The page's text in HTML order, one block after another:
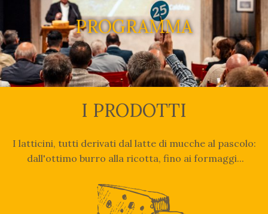
PROGRAMMA
I PRODOTTI
I latticini, tutti derivati dal latte di mucche al pascolo:
dall'ottimo burro alla ricotta, fino ai formaggi...